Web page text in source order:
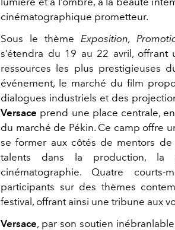
cinématographique prometteur.
Sous le thème Exposition,
s’étendra du 19 au 22 avril,
ressources les plus prestigieuses
événement, le marché du film
dialogues industriels et des
Versace prend une place centrale,
du marché de Pékin. Ce camp offre
se former aux côtés de mentors
talents dans la production, la
cinématographie. Quatre
participants sur des thèmes
festival, offrant ainsi une tribune aux
Versace, par son soutien